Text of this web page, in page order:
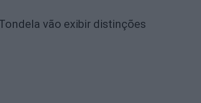
vão exibir distinções